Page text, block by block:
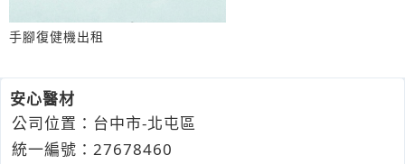
手腳復健機出租
安心醫材
公司位置：台中市-北屯區
統一編號：27678460